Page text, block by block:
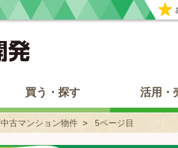
買う・探す 活用・
中古マンション物件 5ページ目